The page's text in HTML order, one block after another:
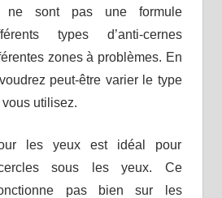
ne sont pas une formule
types d’anti-cernes
zones à problèmes. En
peut-être varier le type
utilisez.
les yeux est idéal pour
sous les yeux. Ce
pas bien sur les